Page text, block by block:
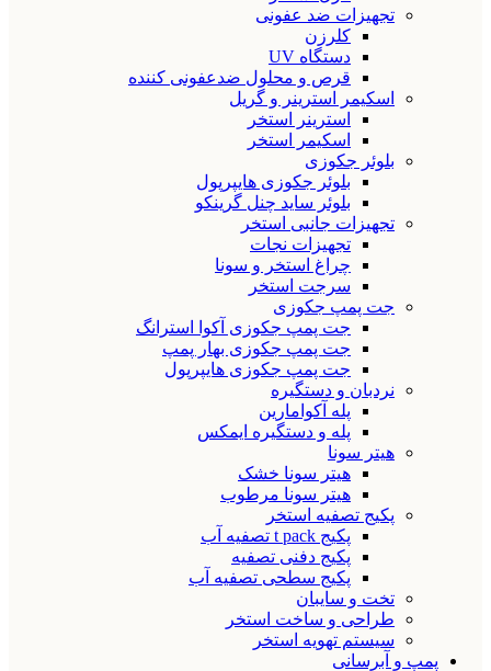
تجهیزات ضد عفونی
کلرزن
دستگاه UV
قرص و محلول ضدعفونی کننده
اسکیمر استرینر و گریل
استرینر استخر
اسکیمر استخر
بلوئر جکوزی
بلوئر جکوزی هایپرپول
بلوئر ساید چنل گرینکو
تجهیزات جانبی استخر
تجهیزات نجات
چراغ استخر و سونا
سرجت استخر
جت پمپ جکوزی
جت پمپ جکوزی آکوا استرانگ
جت پمپ جکوزی بهار پمپ
جت پمپ جکوزی هایپرپول
نردبان و دستگیره
پله آکوامارین
پله و دستگیره ایمکس
هیتر سونا
هیتر سونا خشک
هیتر سونا مرطوب
پکیج تصفیه استخر
پکیج t pack تصفیه آب
پکیج دفنی تصفیه
پکیج سطحی تصفیه آب
تخت و سایبان
طراحی و ساخت استخر
سیستم تهویه استخر
پمپ و آبرسانی